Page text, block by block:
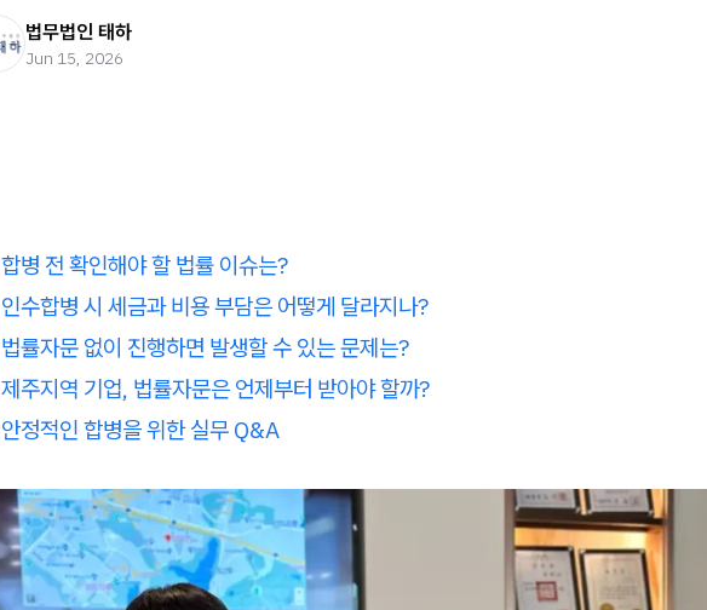
법무법인 태하
Jun 15, 2026
합병 전 확인해야 할 법률 이슈는?
인수합병 시 세금과 비용 부담은 어떻게 달라지나?
법률자문 없이 진행하면 발생할 수 있는 문제는?
제주지역 기업, 법률자문은 언제부터 받아야 할까?
안정적인 합병을 위한 실무 Q&A